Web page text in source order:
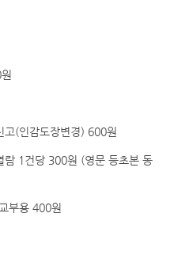
(인감도장변경) 600원
람 1건당 300원 (영문 등초본 동
부용 400원